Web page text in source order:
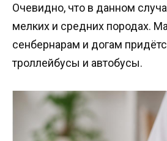
Очевидно, что в данном
мелких и средних породах.
сенбернарам и догам
троллейбусы и автобусы.